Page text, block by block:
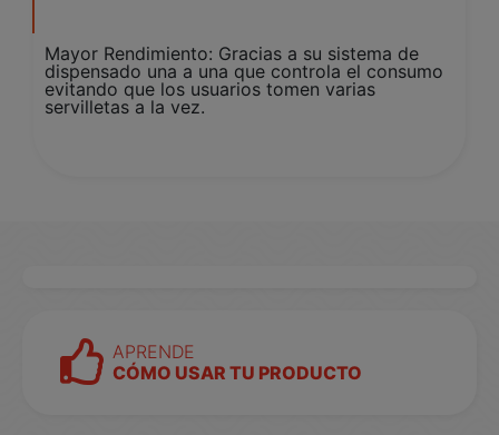
Mayor Rendimiento: Gracias a su sistema de
dispensado una a una que controla el consumo
evitando que los usuarios tomen varias
servilletas a la vez.
APRENDE
CÓMO USAR TU PRODUCTO